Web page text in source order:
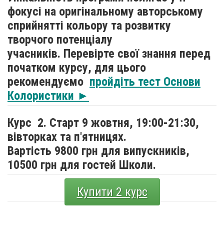
фокусі на оригінальному авторському
сприйнятті кольору та розвитку
творчого потенціалу
учасників. Перевірте свої знання перед
початком курсу, для цього
рекомендуємо пройдіть тест Основи
Колористики ►
Курс 2. Старт 9 жовтня, 19:00-21:30,
вівторках та п'ятницях.
Вартість 9800 грн для випускників,
10500 грн для гостей Школи.
Купити 2 курс